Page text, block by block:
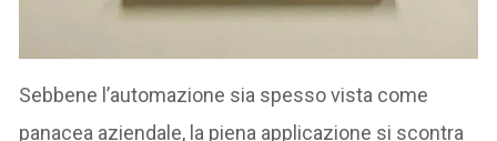
Sebbene l’automazione sia spesso vista come
panacea aziendale, la piena applicazione si scontra